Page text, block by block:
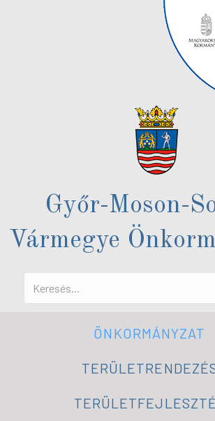
Győr-Moson-
Vármegye
ÖNKORMÁNYZAT